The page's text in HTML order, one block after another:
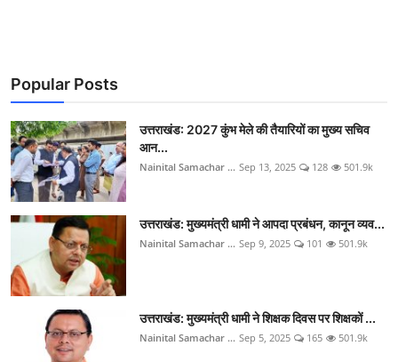
Popular Posts
उत्तराखंड: 2027 कुंभ मेले की तैयारियों का मुख्य सचिव
आन...
Nainital Samachar ... Sep 13, 2025 128 501.9k
उत्तराखंड: मुख्यमंत्री धामी ने आपदा प्रबंधन, कानून व्यव...
Nainital Samachar ... Sep 9, 2025 101 501.9k
उत्तराखंड: मुख्यमंत्री धामी ने शिक्षक दिवस पर शिक्षकों ...
Nainital Samachar ... Sep 5, 2025 165 501.9k